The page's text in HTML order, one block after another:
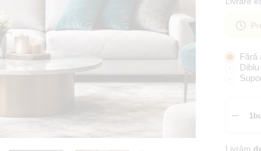
Fără
Livrăm